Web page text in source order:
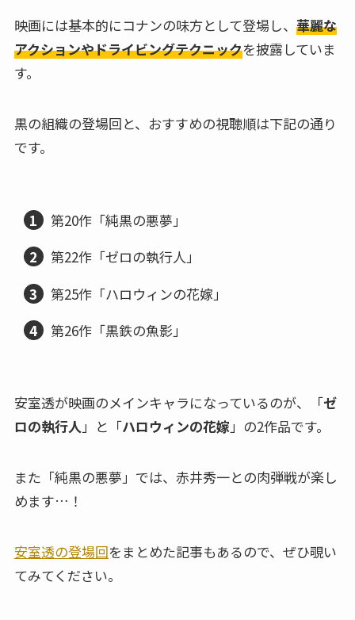
映画には基本的にコナンの味方として登場し、 華麗な
アクションやドライビングテクニックを披露していま
す。
黒の組織の登場回と、おすすめの視聴順は下記の通り
です。
第20作「純黒の悪夢」
第22作「ゼロの執行人」
第25作「ハロウィンの花嫁」
第26作「黒鉄の魚影」
安室透が映画のメインキャラになっているのが、「ゼ
ロの執行人 」と「ハロウィンの花嫁 」の2作品です。
また「純黒の悪夢」では、赤井秀一との肉弾戦が楽し
めます…！
安室透の登場回をまとめた記事もあるので、ぜひ覗い
てみてください。